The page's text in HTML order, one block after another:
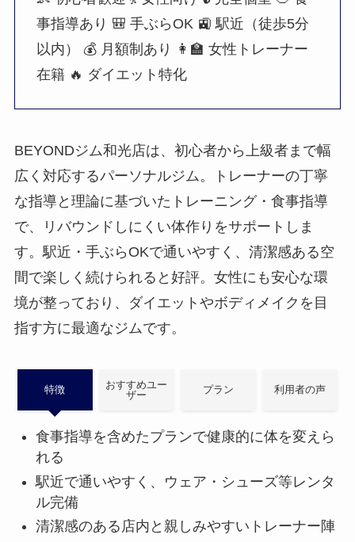
事指導あり 🎒 手ぶらOK 🚉 駅近（徒歩5分
以内）
💰 月額制あり
👩‍🏫 女性トレーナー
在籍 🔥 ダイエット特化
BEYONDジム和光店は、初心者から上級者まで幅
広く対応するパーソナルジム。トレーナーの丁寧
な指導と理論に基づいたトレーニング・食事指導
で、リバウンドしにくい体作りをサポートしま
す。駅近・手ぶらOKで通いやすく、清潔感ある空
間で楽しく続けられると好評。女性にも安心な環
境が整っており、ダイエットやボディメイクを目
指す方に最適なジムです。
特徴
おすすめユー
ザー
プラン 利用者の声
食事指導を含めたプランで健康的に体を変えら
れる
駅近で通いやすく、ウェア・シューズ等レンタ
ル完備
清潔感のある店内と親しみやすいトレーナー陣